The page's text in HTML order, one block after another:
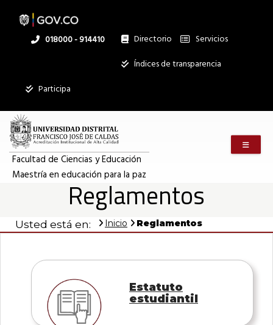
contenido
Linea
018000 - 914410 Directorio
Institucional
Servicios
Índices de transparencia
Participa
Facultad de Ciencias y Educación
Maestría en educación para la paz
Reglamentos
Usted está en: Inicio Reglamentos
Estatuto
estudiantil